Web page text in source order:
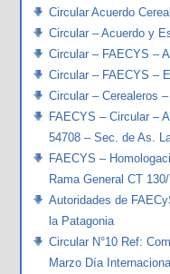
Circular Acuerdo
Circular – Acuerdo y
Circular – FAECYS –
Circular – FAECYS –
Circular – Cerealeros
FAECYS – Circular –
54708 – Sec. de As.
FAECYS –
Rama General CT
Autoridades de
la Patagonia
Circular N°10 Ref:
Marzo Día